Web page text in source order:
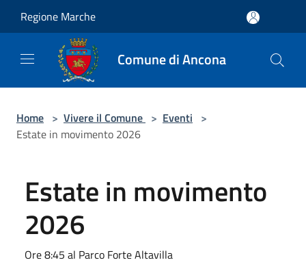
Regione Marche
Comune di Ancona
Home > Vivere il Comune > Eventi >
Estate in movimento 2026
Estate in movimento
2026
Ore 8:45 al Parco Forte Altavilla